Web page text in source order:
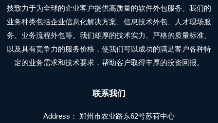
技致力于为全球的企业客户提供高质量的软件外包服务。我们的
业务种类包括企业信息化解决方案、信息技术外包、人才现场服
务、业务流程外包等。我们雄厚的技术实力、严格的质量标准、
以及具有竞争力的服务价格，使我们可以成功的满足客户各种特
定的业务需求和技术要求，帮助客户取得丰厚的投资回报。
联系我们
Address： 郑州市农业路东62号苏荷中心